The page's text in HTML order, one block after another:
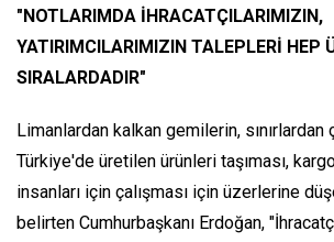
"NOTLARIMDA İHRACATÇILARIMIZIN,
YATIRIMCILARIMIZIN TALEPLERİ HEP
SIRALARDADIR"
Limanlardan kalkan gemilerin, sınırlardan
Türkiye'de üretilen ürünleri taşıması,
insanları için çalışması için üzerlerine
belirten Cumhurbaşkanı Erdoğan,